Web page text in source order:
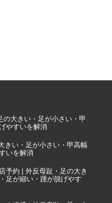
大きい・足が小さい・甲
やすいを解消
きい・足が小さい・甲高幅
いを解消
予約 | 外反母趾・足の大き
足が細い・踵が脱げやす